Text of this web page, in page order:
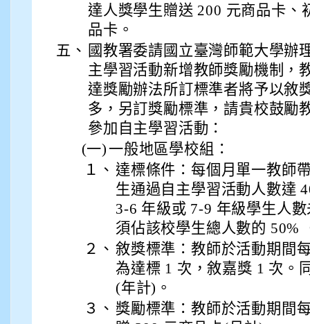
達人獎學生贈送 200 元商品卡、
品卡。
五、 國教署委請國立臺灣師範大學辦
主學習活動新增教師獎勵機制，
達獎勵辦法所訂標準者將予以敘
多，另訂獎勵標準，請貴校鼓勵
參加自主學習活動：
(一) 一般地區學校組：
１、 達標條件：每個月單一教師
生通過自主學習活動人數達
3-6 年級或 7-9 年級學生人
須佔該校學生總人數的 50%
２、 敘獎標準：教師於活動期間
為達標 1 次，敘嘉獎 1 次。
(年計)。
３、 獎勵標準：教師於活動期間